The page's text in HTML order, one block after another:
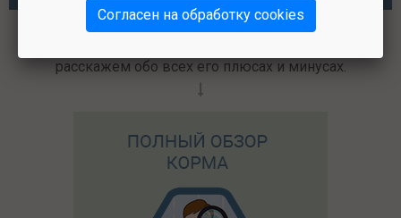
расскажем обо всех его плюсах и минусах.
Согласен на обработку cookies